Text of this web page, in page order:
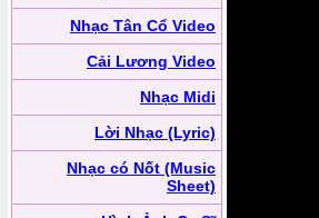
Nhạc Tân Cổ Video
Cải Lương Video
Nhạc Midi
Lời Nhạc (Lyric)
Nhạc có Nốt (Music
Sheet)